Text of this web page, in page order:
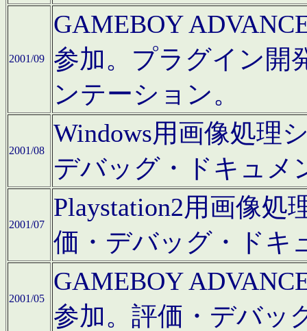
2001/09
GAMEBOY
参加。プラグイン開
ンテーション。
2001/08
Windows用画像処理
デバッグ・ドキュメ
2001/07
Playstation2用画像
価・デバッグ・ドキ
2001/05
GAMEBOY
参加。評価・デバッ